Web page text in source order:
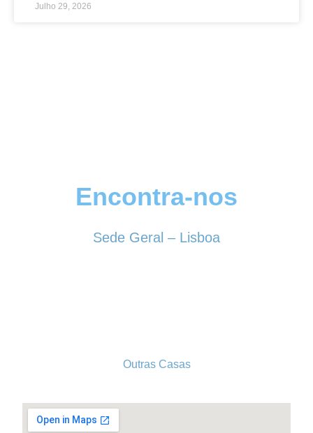
Julho 29, 2026
Encontra-nos
Sede Geral – Lisboa
Outras Casas